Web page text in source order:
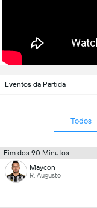
Eventos da Partida
Todos
Fim dos 90 Minutos
Maycon
R. Augusto